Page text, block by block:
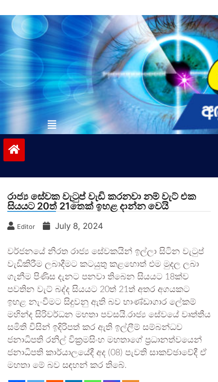
to
contentvinivida.lk
රාජ්‍ය සේවක වැටුප් වැඩි කරනවා නම් වැට් එක
සියයට 20ත් 21තෙක් ඉහළ දාන්න වෙයි
Editor July 8, 2024
වර්ජනයේ නිරත රාජ්‍ය සේවකයින් ඉල්ලා සිටින වැටුප්
වැඩිකිරීම ලබාදීමට කටයුතු කළහොත් එම මුදල ලබා
ගැනීම පිණිස දැනට පනවා තිබෙන සියයට 18ක්ව
පවතින වැට් බද්ද සියයට 20ත් 21ත් අතර අගයකට
ඉහළ නැංවීමට සිදුවනු ඇති බව භාණ්ඩාගාර ලේකම්
මහින්ද සිරිවර්ධන මහතා පවසයි.රාජ්‍ය සේවයේ වෘත්තීය
සමිති විසින් ඉදිරිපත් කර ඇති ඉල්ලීම් සම්බන්ධව
ජනාධිපති රනිල් වික්‍රමසිංහ මහතාගේ ප්‍රධානත්වයෙන්
ජනාධිපති කාර්යාලයේදී අද (08) පැවති සාකච්ඡාවේදී ඒ
මහතා මේ බව සඳහන් කර තිබේ.